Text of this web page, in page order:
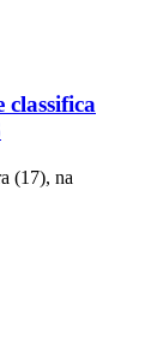
classifica
(17), na